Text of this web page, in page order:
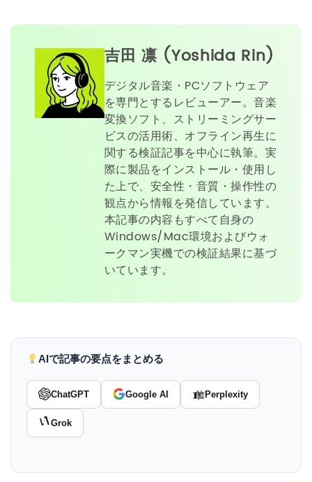
吉田 凛 (Yoshida Rin)
デジタル音楽・PCソフトウェア
を専門とするレビューアー。音楽
変換ソフト、ストリーミングサー
ビスの活用術、オフライン再生に
関する検証記事を中心に執筆。実
際に製品をインストール・使用し
た上で、安全性・音質・操作性の
観点から情報を発信しています。
本記事の内容もすべて自身の
Windows/Mac環境およびウォ
ークマン実機での検証結果に基づ
いています。
AIで記事の要点をまとめる
ChatGPT Google AI Perplexity
Grok